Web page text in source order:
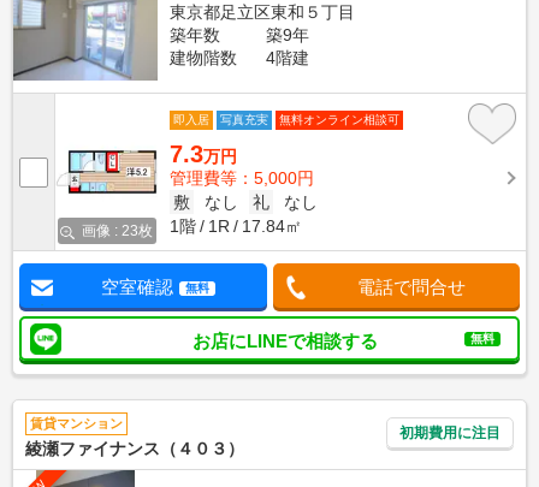
東京都足立区東和５丁目
築年数
築9年
建物階数
4階建
画像 : 23枚
即入居 写真充実 無料オンライン相談可
7.3万円
管理費等：5,000円
敷
なし 礼
なし
1階
1R 17.84㎡
空室確認 無料 電話で問合せ
お店にLINEで相談する 無料
賃貸マンション
綾瀬ファイナンス（４０３）
初期費用に注目